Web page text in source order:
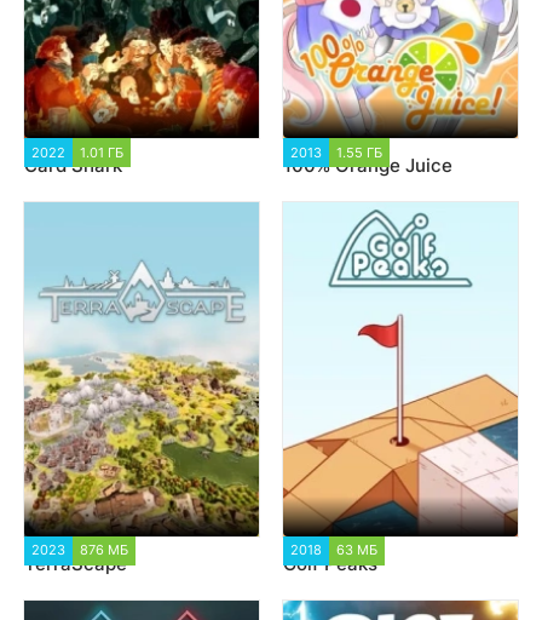
2022 1.01 ГБ
Card Shark
2013 1.55 ГБ
100% Orange Juice
2023 876 МБ
TerraScape
2018 63 МБ
Golf Peaks